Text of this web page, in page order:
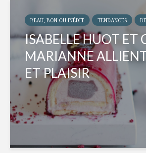
BEAU, BON OU INÉDIT TENDANCES
ISABELLE HUOT ET
MARIANNE
ET PLAISIR